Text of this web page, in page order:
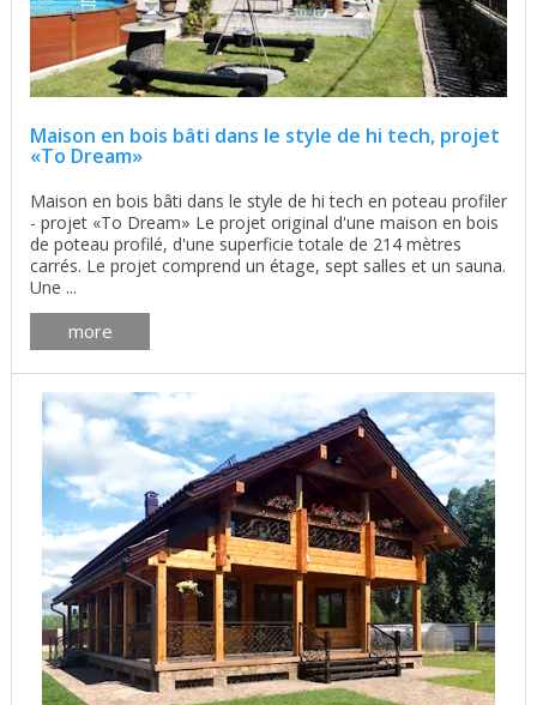
Maison en bois bâti dans le style de hi tech, projet
«To Dream»
Maison en bois bâti dans le style de hi tech en poteau profiler
- projet «To Dream» Le projet original d'une maison en bois
de poteau profilé, d'une superficie totale de 214 mètres
carrés. Le projet comprend un étage, sept salles et un sauna.
Une ...
more